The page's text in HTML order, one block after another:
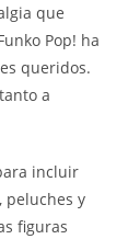
que
Pop! ha
queridos.
a
incluir
peluches y
figuras